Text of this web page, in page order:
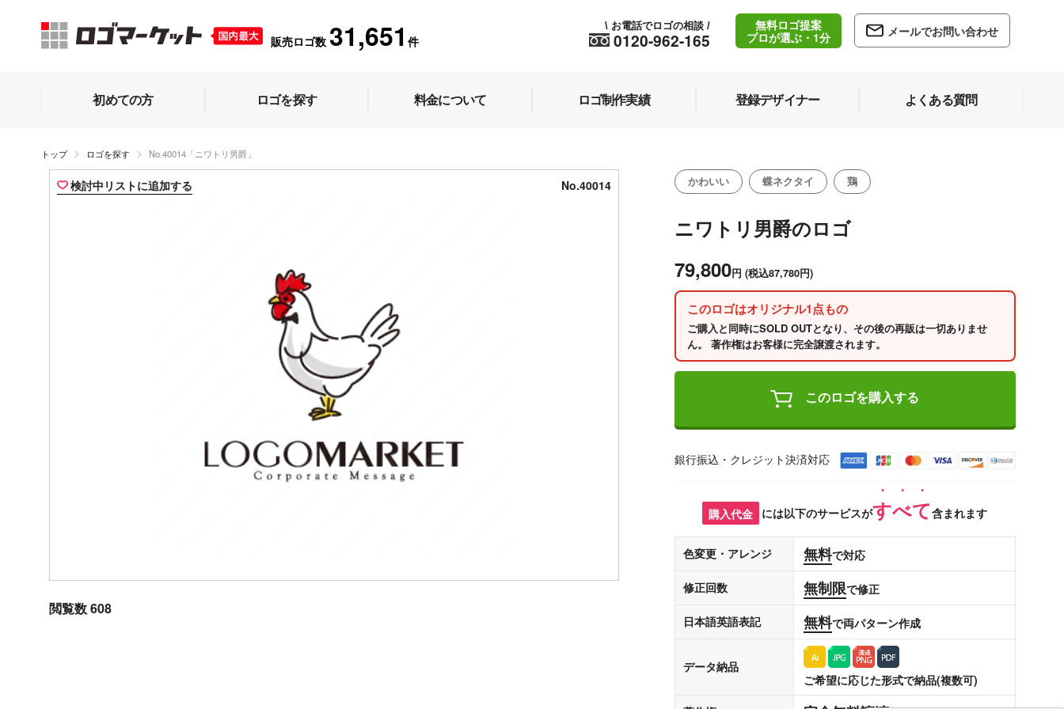
販売ロゴ数 31,651 件 0120-962-165
\ お電話でロゴの相談 /
無料ロゴ提案
プロが選ぶ・1分
メールでお問い合わせ
初めての方 ロゴを探す 料金について ロゴ制作実績 登録デザイナー よくある質問
トップ ロゴを探す No.40014「ニワトリ男爵」
検討中リストに追加する No.40014
閲覧数 608
かわいい 蝶ネクタイ 鶏
ニワトリ男爵のロゴ
79,800円 (税込87,780円)
このロゴはオリジナル1点もの
ご購入と同時にSOLD OUTとなり、その後の再販は一切ありませ
ん。 著作権はお客様に完全譲渡されます。
このロゴを購入する
銀行振込・クレジット決済対応
購入代金 には以下のサービスがすべて含まれます
色変更・アレンジ 無料で対応
修正回数 無制限で修正
日本語英語表記 無料で両パターン作成
データ納品
ご希望に応じた形式で納品(複数可)